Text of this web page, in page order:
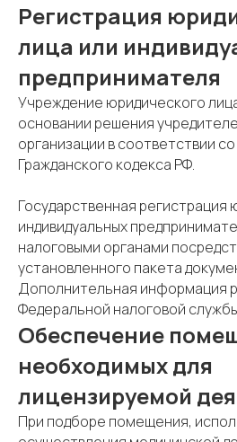
Регистрация
лица или
предпринимателя
Учреждение юридического
основании решения
организации в соответствии
Гражданского кодекса РФ.
Государственная регистрация
индивидуальных
налоговыми органами
установленного пакета
Дополнительная информация
Федеральной налоговой
Обеспечение
необходимых для
лицензируемой
При подборе помещения,